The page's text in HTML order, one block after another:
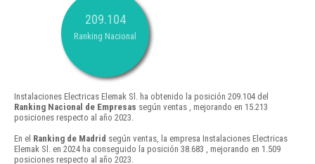
209.104
Ranking Nacional
Instalaciones Electricas Elemak Sl. ha obtenido la posición 209.104 del
Ranking Nacional de Empresas según ventas , mejorando en 15.213
posiciones respecto al año 2023.
En el Ranking de Madrid según ventas, la empresa Instalaciones Electricas
Elemak Sl. en 2024 ha conseguido la posición 38.683 , mejorando en 1.509
posiciones respecto al año 2023.